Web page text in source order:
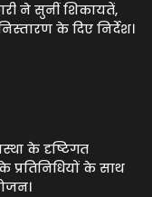
ने सुनीं शिकायतें,
के दिए निर्देश।
के दृष्टिगत
के प्रतिनिधियों के साथ